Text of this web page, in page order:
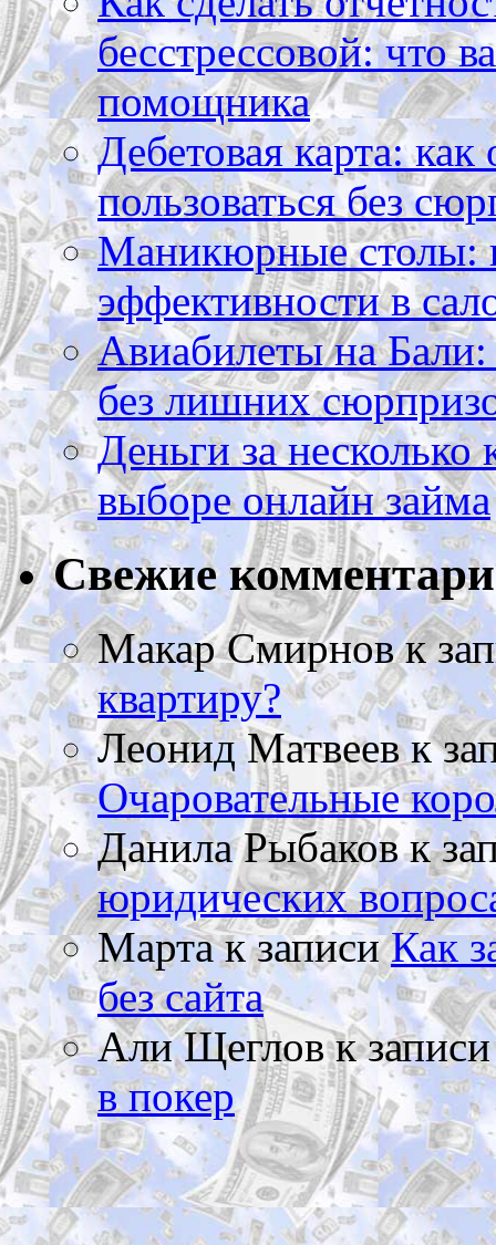
бесстрессовой: что
помощника
Дебетовая карта:
пользоваться без
Маникюрные столы:
эффективности в
Авиабилеты на Бали:
без лишних
Деньги за
выборе онлайн займа
Свежие
Макар Смирновк
квартиру?
Леонид Матвеевк
Очаровательные
Данила Рыбаковк
юридических
Мартак записиКак
без сайта
Али Щегловк
в покер